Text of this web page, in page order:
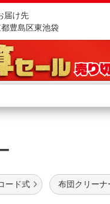
届け先
豊島区東池袋
覧からさがす
ード式 布団クリーナ